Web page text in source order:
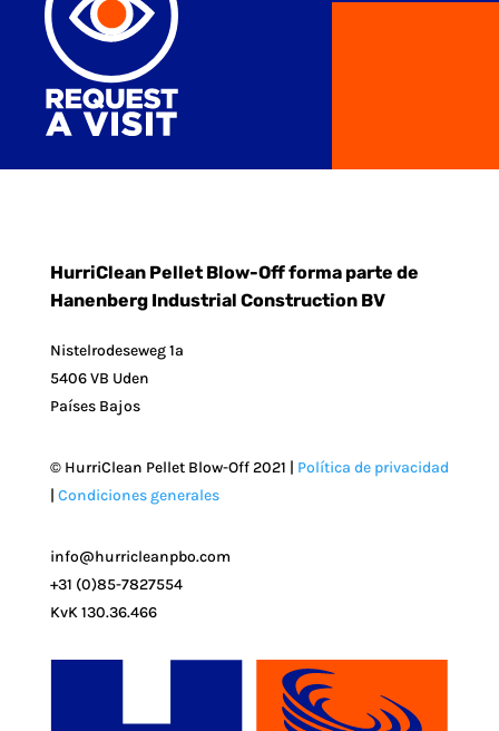
HurriClean Pellet Blow-Off forma parte de
Hanenberg Industrial Construction BV
Nistelrodeseweg 1a
5406 VB Uden
Países Bajos
© HurriClean Pellet Blow-Off 2021 | Política de privacidad
| Condiciones generales
info@hurricleanpbo.com
+31 (0)85-7827554
KvK 130.36.466